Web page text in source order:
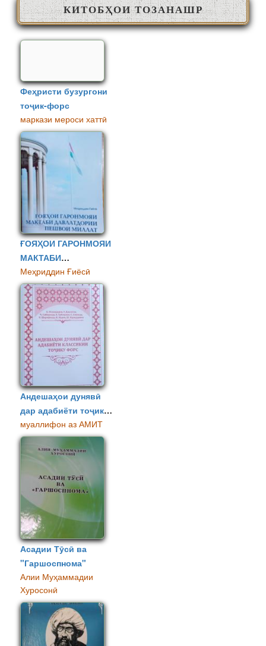
КИТОБҲОИ ТОЗАНАШР
Феҳристи бузургони
тоҷик-форс
маркази мероси хаттӣ
ҒОЯҲОИ ГАРОНМОЯИ
МАКТАБИ
ДАВЛАТДОРИИ
ПЕШВОИ МИЛЛАТ
Меҳриддин Ғиёсӣ
Андешаҳои дунявӣ
дар адабиёти тоҷику
форс
муаллифон аз АМИТ
Асадии Тӯсӣ ва
"Гаршоспнома"
Алии Муҳаммадии
Хуросонӣ